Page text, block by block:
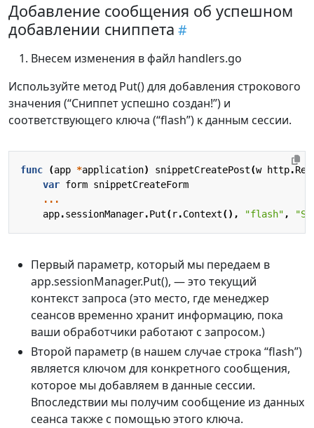
Добавление сообщения об успешном
добавлении сниппета
Внесем изменения в файл handlers.go
Используйте метод Put() для добавления строкового
значения (“Сниппет успешно создан!”) и
соответствующего ключа (“flash”) к данным сессии.
func (app *application) snippetCreatePost(w http.
var form snippetCreateForm
...
app.sessionManager.Put(r.Context(), "flash",
Первый параметр, который мы передаем в
app.sessionManager.Put(), — это текущий
контекст запроса (это место, где менеджер
сеансов временно хранит информацию, пока
ваши обработчики работают с запросом.)
Второй параметр (в нашем случае строка “flash”)
является ключом для конкретного сообщения,
которое мы добавляем в данные сессии.
Впоследствии мы получим сообщение из данных
сеанса также с помощью этого ключа.